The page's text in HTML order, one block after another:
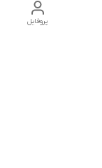
پروفایل